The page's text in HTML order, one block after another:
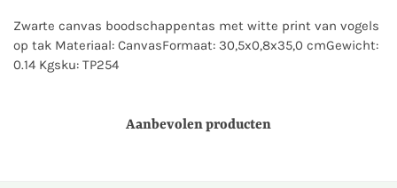
Zwarte canvas boodschappentas met witte print van vogels
op tak Materiaal: CanvasFormaat: 30,5x0,8x35,0 cmGewicht:
0.14 Kgsku: TP254
Aanbevolen producten